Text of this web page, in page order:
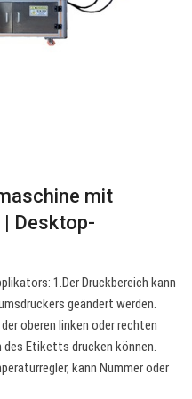
mit
Desktop-
1.Der Druckbereich kann
geändert werden.
oberen linken oder rechten
des Etiketts drucken können.
kann Nummer oder